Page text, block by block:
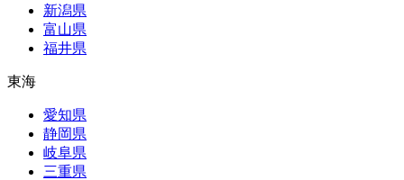
新潟県
富山県
福井県
東海
愛知県
静岡県
岐阜県
三重県